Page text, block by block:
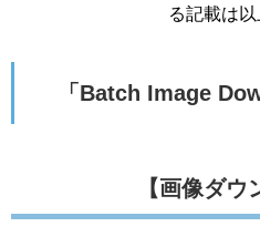
る記載は以
「Batch Image
【画像ダウ